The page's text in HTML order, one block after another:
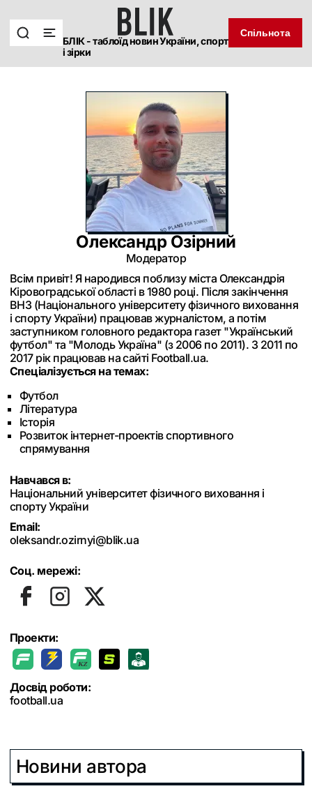
БЛІК - таблоїд новин України, спорт
і зірки
Спільнота
Олександр Озірний
Модератор
Всім привіт! Я народився поблизу міста Олександрія
Кіровоградської області в 1980 році. Після закінчення
ВНЗ (Національного університету фізичного виховання
і спорту України) працював журналістом, а потім
заступником головного редактора газет "Український
футбол" та "Молодь Україна" (з 2006 по 2011). З 2011 по
2017 рік працював на сайті Football.ua.
Спеціалізується на темах:
Футбол
Література
Історія
Розвиток інтернет-проектів спортивного
спрямування
Навчався в:
Національний університет фізичного виховання і
спорту України
Email:
oleksandr.ozirnyi@blik.ua
Соц. мережі:
Проекти:
Досвід роботи:
football.ua
Новини автора